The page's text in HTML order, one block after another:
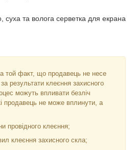
суха та волога серветка для екрана
той факт, що продавець не несе
результати клеєння захисного
можуть впливати безліч
продавець не може вплинути, а
провідного клеєння;
клеєння захисного скла;